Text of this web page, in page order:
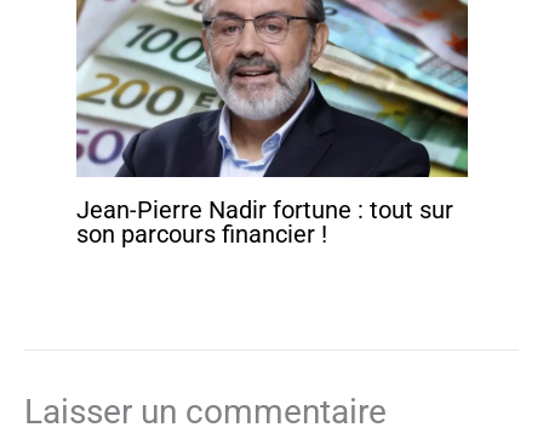
Jean-Pierre Nadir fortune : tout sur
son parcours financier !
Laisser un commentaire